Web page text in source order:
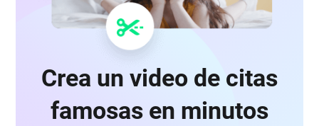
Crea un video de citas
famosas en minutos